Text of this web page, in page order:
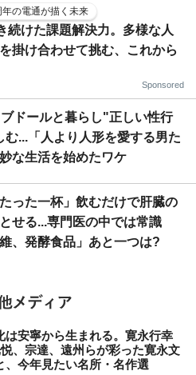
の電通が描く未来
続けた課題解決力。多様な人
掛け合わせて挑む、これから
Sponsored
ドールと暮らし"正しい性行
む...「人より人形を愛する男た
な生活を始めたワケ
った一杯」飲むだけで肝臓の
せる...専門医の中では常識
維、発酵食品」あと一つは?
は安寧から生まれる。寛永行幸
、宗達、遠州らが彩った寛永文
、今年見たい名所・名作選